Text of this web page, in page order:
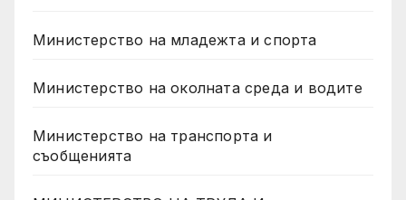
Министерство на младежта и спорта
Министерство на околната среда и водите
Министерство на транспорта и
съобщенията